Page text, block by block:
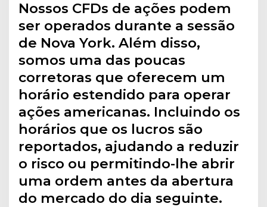
Nossos CFDs de ações podem
ser operados durante a sessão
de Nova York. Além disso,
somos uma das poucas
corretoras que oferecem um
horário estendido para operar
ações americanas. Incluindo os
horários que os lucros são
reportados, ajudando a reduzir
o risco ou permitindo-lhe abrir
uma ordem antes da abertura
do mercado do dia seguinte.